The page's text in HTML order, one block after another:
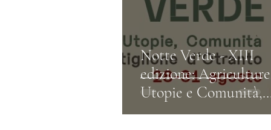
Notte Verde - XIII
edizione:
Utopie e Comunità,
Castiglione di